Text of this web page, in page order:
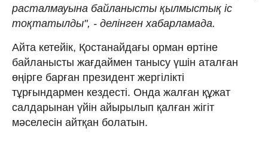
расталмауына байланысты қылмыстық іс
тоқтатылды", - делінген хабарламада.
Айта кетейік, Қостанайдағы орман өртіне
байланысты жағдаймен танысу үшін аталған
өңірге барған президент жергілікті
тұрғындармен кездесті. Онда жалған құжат
салдарынан үйін айырылып қалған жігіт
мәселесін айтқан болатын.